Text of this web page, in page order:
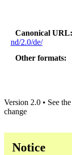
Canonical URL
nd/2.0/de/
Other formats
Version 2.0 • See the
change
Notice